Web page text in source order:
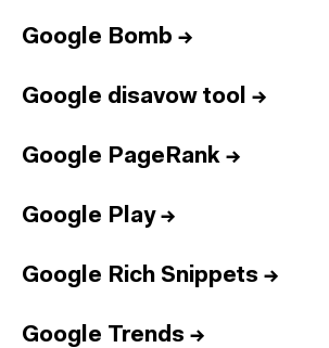
Google Bomb →
Google disavow tool →
Google PageRank →
Google Play→
Google Rich Snippets →
Google Trends →